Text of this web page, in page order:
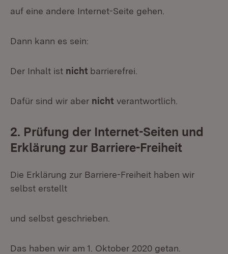
auf eine andere Internet-Seite gehen.
Dann kann es sein:
Der Inhalt ist nicht barrierefrei.
Dafür sind wir aber nicht verantwortlich.
2. Prüfung der Internet-Seiten und
Erklärung zur Barriere-Freiheit
Die Erklärung zur Barriere-Freiheit haben wir
selbst erstellt
und selbst geschrieben.
Das haben wir am 1. Oktober 2020 getan.